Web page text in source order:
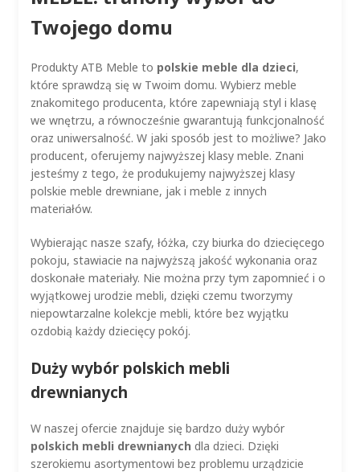
Twojego domu
Produkty ATB Meble to polskie meble dla dzieci,
które sprawdzą się w Twoim domu. Wybierz meble
znakomitego producenta, które zapewniają styl i klasę
we wnętrzu, a równocześnie gwarantują funkcjonalność
oraz uniwersalność. W jaki sposób jest to możliwe? Jako
producent, oferujemy najwyższej klasy meble. Znani
jesteśmy z tego, że produkujemy najwyższej klasy
polskie meble drewniane, jak i meble z innych
materiałów.
Wybierając nasze szafy, łóżka, czy biurka do dziecięcego
pokoju, stawiacie na najwyższą jakość wykonania oraz
doskonałe materiały. Nie można przy tym zapomnieć i o
wyjątkowej urodzie mebli, dzięki czemu tworzymy
niepowtarzalne kolekcje mebli, które bez wyjątku
ozdobią każdy dziecięcy pokój.
Duży wybór polskich mebli
drewnianych
W naszej ofercie znajduje się bardzo duży wybór
polskich mebli drewnianych dla dzieci. Dzięki
szerokiemu asortymentowi bez problemu urządzicie